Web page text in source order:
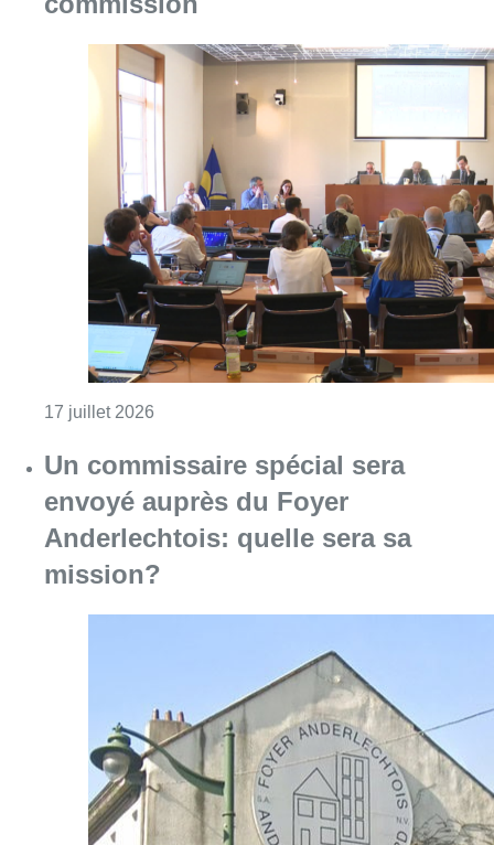
17 juillet 2026Consulter l'article "Foyer anderlechtois: le
Un commissaire spécial sera
envoyé auprès du Foyer
Anderlechtois: quelle sera sa
mission?
Consulter l'article "Un commissaire
Foyer anderlechtois: la
commission d’enquête a remis ses
recommandations